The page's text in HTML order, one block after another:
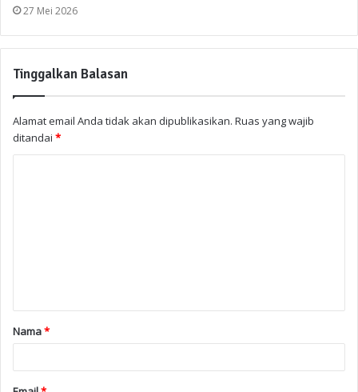
27 Mei 2026
Tinggalkan Balasan
Alamat email Anda tidak akan dipublikasikan. Ruas yang wajib
ditandai *
Nama*